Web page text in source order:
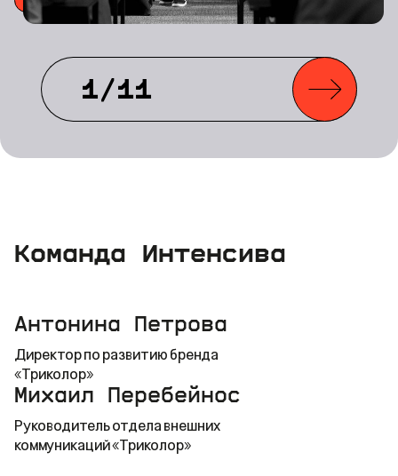
1/11
Команда Интенсива
Антонина Петрова
Директор по развитию бренда
«Триколор»
Михаил Перебейнос
Руководитель отдела внешних
коммуникаций «Триколор»